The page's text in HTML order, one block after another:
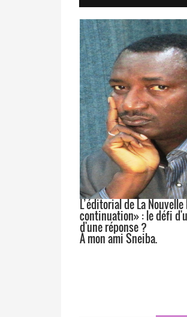
L’éditorial de La
continuation» : le défi
d'une réponse ?
À mon ami Sneiba.